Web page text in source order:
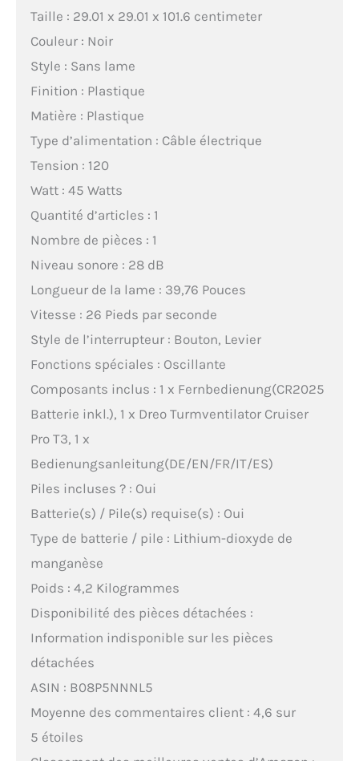
Taille : 29.01 x 29.01 x 101.6 centimeter
Couleur : Noir
Style : Sans lame
Finition : Plastique
Matière : Plastique
Type d’alimentation : Câble électrique
Tension : 120
Watt : 45 Watts
Quantité d’articles : 1
Nombre de pièces : 1
Niveau sonore : 28 dB
Longueur de la lame : 39,76 Pouces
Vitesse : 26 Pieds par seconde
Style de l’interrupteur : Bouton, Levier
Fonctions spéciales : Oscillante
Composants inclus : 1 x Fernbedienung(CR2025
Batterie inkl.), 1 x Dreo Turmventilator Cruiser
Pro T3, 1 x
Bedienungsanleitung(DE/EN/FR/IT/ES)
Piles incluses ? : Oui
Batterie(s) / Pile(s) requise(s) : Oui
Type de batterie / pile : Lithium-dioxyde de
manganèse
Poids : 4,2 Kilogrammes
Disponibilité des pièces détachées :
Information indisponible sur les pièces
détachées
ASIN : B08P5NNNL5
Moyenne des commentaires client : 4,6 sur
5 étoiles